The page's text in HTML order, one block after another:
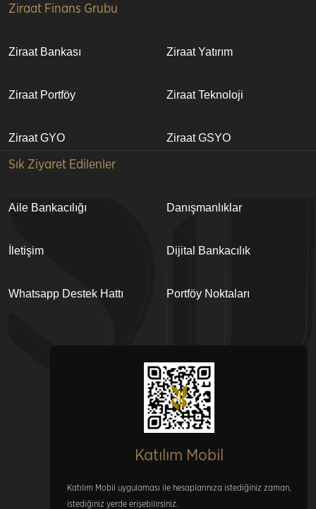
Alt
Ziraat Finans Grubu
Ziraat Bankası Ziraat Yatırım
Ziraat Portföy Ziraat Teknoloji
Ziraat GYO Ziraat GSYO
Sık Ziyaret Edilenler
Aile Bankacılığı Danışmanlıklar
İletişim Dijital Bankacılık
Whatsapp Destek Hattı Portföy Noktaları
Katılım Mobil
Katılım Mobil uygulaması ile hesaplarınıza istediğiniz zaman,
istediğiniz yerde erişebilirsiniz.